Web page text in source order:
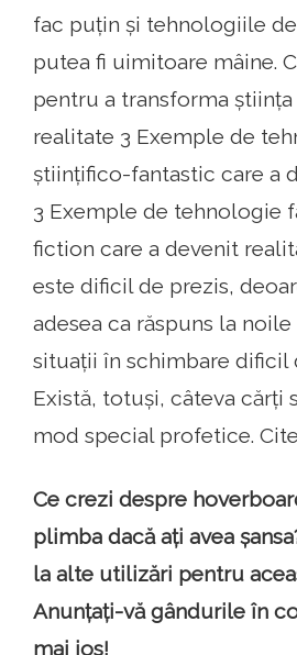
fac puțin și tehnologiile
putea fi uimitoare mâine.
pentru a transforma
realitate 3 Exemple de
științifico-fantastic care a
3 Exemple de tehnologie
fiction care a devenit
este dificil de prezis,
adesea ca răspuns la noile
situații în schimbare dificil
Există, totuși, câteva cărți
mod special profetice.
Ce crezi despre
plimba dacă ați avea
la alte utilizări pentru
Anunțați-vă gândurile în
mai jos!